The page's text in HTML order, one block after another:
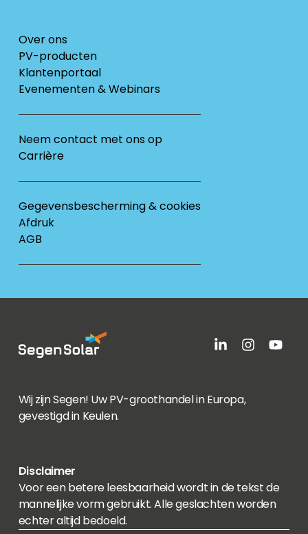
Over ons
PV-producten
Klantenportaal
Evenementen & Webinars
Neem contact met ons op
Carrière
Gegevensbescherming & cookies
Afdruk
AGB
Wij zijn Segen! Uw PV-groothandel in Europa,
gevestigd in Keulen.
Disclaimer
Voor een betere leesbaarheid wordt in de tekst de
mannelijke vorm gebruikt. Alle geslachten worden
echter altijd bedoeld.